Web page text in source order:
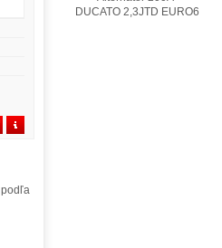
podľa
DUCATO 2,3JTD EURO6